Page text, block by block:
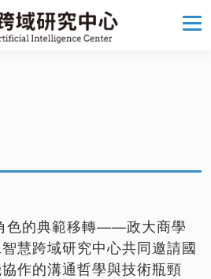
色的典範移轉——政大商學
慧跨域研究中心共同邀請國
作的溝通哲學與技術瓶頸